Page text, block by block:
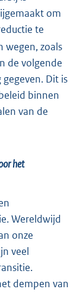
om
te
wegen, zoals
de volgende
Dit is
binnen
van de
het
Wereldwijd
onze
veel
dempen van